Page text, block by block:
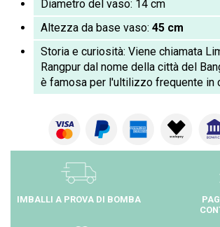
Diametro del vaso: 14 cm
Altezza da base vaso: 45 cm
Storia e curiosità: Viene chiamata
Rangpur dal nome della città del
è famosa per l'ultilizzo frequente in
IMBALLI A PROVA DI BOMBA